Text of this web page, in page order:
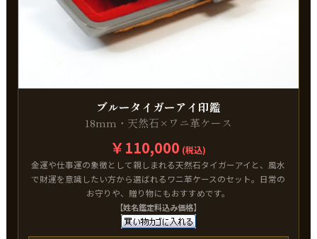
ブルータイガーアイ印鑑
18mm・天然石×ワニ革ケース
￥110,000 (税込)
金運や仕事運の象徴として親しまれる天然石タイガーアイと、風水
で財運を意識したい方から選ばれるワニ革ケースのセット。日常の
お守りや、贈り物にもおすすめです。
【姓名鑑定料込み価格】